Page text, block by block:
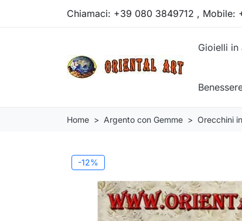
Chiamaci: +39 080 3849712 , Mobile:
Gioielli in
Home Argento con Gemme Orecchini
-12%